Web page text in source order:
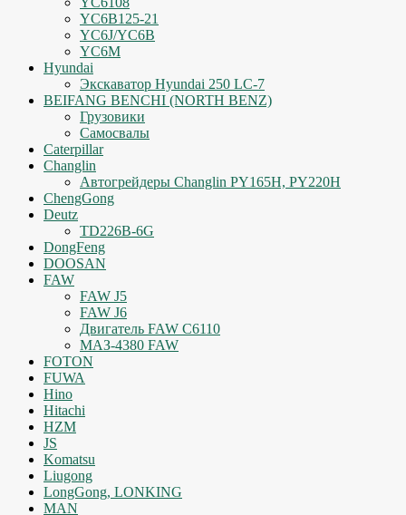
YC6B125-21
YC6J/YC6B
YC6M
Hyundai
Экскаватор Hyundai 250 LC-7
BEIFANG BENCHI (NORTH BENZ)
Грузовики
Самосвалы
Caterpillar
Changlin
Автогрейдеры Changlin PY165H, PY220H
ChengGong
Deutz
TD226B-6G
DongFeng
DOOSAN
FAW
FAW J5
FAW J6
Двигатель FAW C6110
МАЗ-4380 FAW
FOTON
FUWA
Hino
Hitachi
HZM
JS
Komatsu
Liugong
LongGong, LONKING
MAN